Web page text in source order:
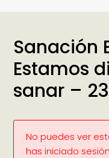
Sanación
Estamos
sanar –
No puedes ver
has iniciado